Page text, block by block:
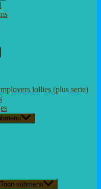
lollies (plus serie)
Toon submenu